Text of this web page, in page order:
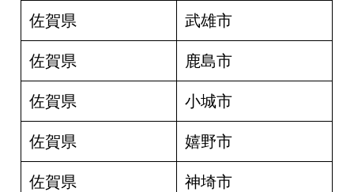
佐賀県 武雄市
佐賀県 鹿島市
佐賀県 小城市
佐賀県 嬉野市
佐賀県 神埼市